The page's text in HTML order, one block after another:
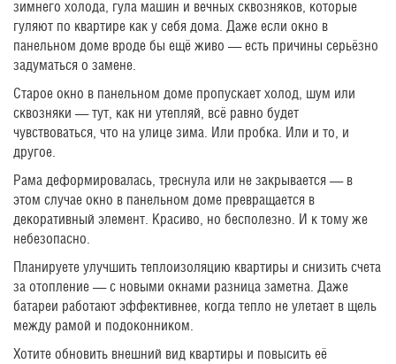
зимнего холода, гула машин и вечных сквозняков, которые
гуляют по квартире как у себя дома. Даже если окно в
панельном доме вроде бы ещё живо — есть причины серьёзно
задуматься о замене.
Старое окно в панельном доме пропускает холод, шум или
сквозняки — тут, как ни утепляй, всё равно будет
чувствоваться, что на улице зима. Или пробка. Или и то, и
другое.
Рама деформировалась, треснула или не закрывается — в
этом случае окно в панельном доме превращается в
декоративный элемент. Красиво, но бесполезно. И к тому же
небезопасно.
Планируете улучшить теплоизоляцию квартиры и снизить счета
за отопление — с новыми окнами разница заметна. Даже
батареи работают эффективнее, когда тепло не улетает в щель
между рамой и подоконником.
Хотите обновить внешний вид квартиры и повысить её